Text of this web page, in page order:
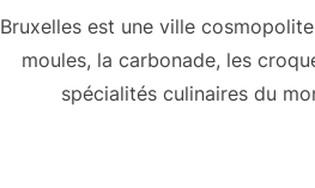
Bruxelles est une ville
moules, la carbonade, les
spécialités culinaires du